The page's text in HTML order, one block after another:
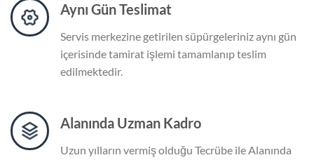
Aynı Gün Teslimat
Servis merkezine getirilen süpürgeleriniz aynı gün
içerisinde tamirat işlemi tamamlanıp teslim
edilmektedir.
Alanında Uzman Kadro
Uzun yılların vermiş olduğu Tecrübe ile Alanında